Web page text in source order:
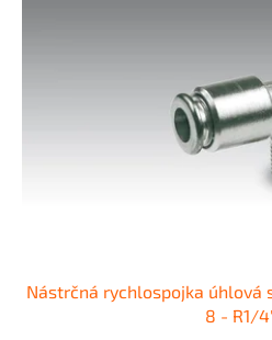
Nástrčná rychlospojka úhlová
8 - R1/